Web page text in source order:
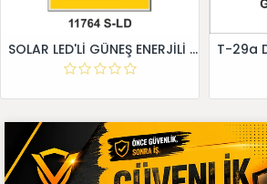
SOLAR LED'Lİ GÜNEŞ ENERJİLİ LEVHA